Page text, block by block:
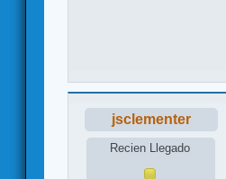
jsclementer
Recien Llegado